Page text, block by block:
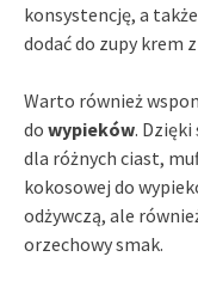
konsystencję, a
dodać do zupy krem
Warto również
do wypieków.
dla różnych ciast,
kokosowej do
odżywczą, ale
orzechowy smak.